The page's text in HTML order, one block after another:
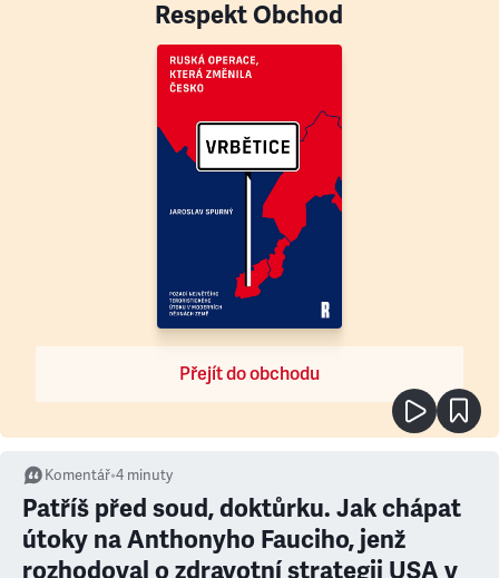
Respekt Obchod
Přejít do obchodu
Komentář•4 minuty
Patříš před soud, doktůrku. Jak chápat
útoky na Anthonyho Fauciho, jenž
rozhodoval o zdravotní strategii USA v